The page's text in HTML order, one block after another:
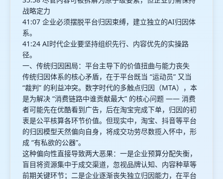
战略定力
41:07 企业必须摆脱平台归因束缚，建立独立的AI归因体
系。
41:24 AI时代企业要坚持组织先行、内容优先的实操路
径。
一、传统归因困局：平台主导下的价值扭曲与能力丧失
传统归因体系的核心矛盾，在于平台既当 “运动员” 又当
“裁判” 的利益冲突。数字时代的多触点归因（MTA），本
是为解决 “消费链路中谁贡献最大” 的核心问题 —— 消费
者可能先在优酷看到广告，后在淘宝完成下单，归因的初
衷是公平核算各环节价值。但现实中，淘宝、抖音等平台
的归因模型天然偏向自身，将成交功劳尽数揽入怀中，形
成 “有私欲的公器”。
这种偏向性直接导致两大恶果：一是企业预算分配失衡，
盲目将资源集中于成交渠道，忽视品牌认知、内容种草等
前期关键环节；二是企业逐渐丧失独立归因能力，在平台